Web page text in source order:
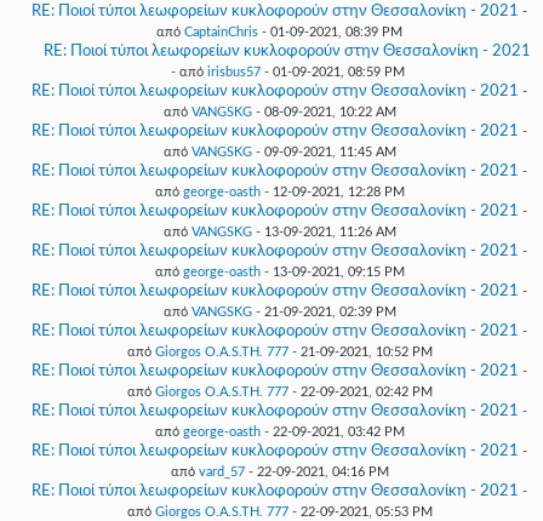
RE: Ποιοί τύποι λεωφορείων κυκλοφορούν στην Θεσσαλονίκη - 2021 -
από CaptainChris - 01-09-2021, 08:39 PM
RE: Ποιοί τύποι λεωφορείων κυκλοφορούν στην Θεσσαλονίκη - 2021
- από irisbus57- 01-09-2021, 08:59 PM
RE: Ποιοί τύποι λεωφορείων κυκλοφορούν στην Θεσσαλονίκη - 2021 -
από VANGSKG- 08-09-2021, 10:22 AM
RE: Ποιοί τύποι λεωφορείων κυκλοφορούν στην Θεσσαλονίκη - 2021 -
από VANGSKG- 09-09-2021, 11:45 AM
RE: Ποιοί τύποι λεωφορείων κυκλοφορούν στην Θεσσαλονίκη - 2021 -
από george-oasth- 12-09-2021, 12:28 PM
RE: Ποιοί τύποι λεωφορείων κυκλοφορούν στην Θεσσαλονίκη - 2021 -
από VANGSKG- 13-09-2021, 11:26 AM
RE: Ποιοί τύποι λεωφορείων κυκλοφορούν στην Θεσσαλονίκη - 2021 -
από george-oasth- 13-09-2021, 09:15 PM
RE: Ποιοί τύποι λεωφορείων κυκλοφορούν στην Θεσσαλονίκη - 2021 -
από VANGSKG- 21-09-2021, 02:39 PM
RE: Ποιοί τύποι λεωφορείων κυκλοφορούν στην Θεσσαλονίκη - 2021 -
από Giorgos O.A.S.TH. 777- 21-09-2021, 10:52 PM
RE: Ποιοί τύποι λεωφορείων κυκλοφορούν στην Θεσσαλονίκη - 2021 -
από Giorgos O.A.S.TH. 777- 22-09-2021, 02:42 PM
RE: Ποιοί τύποι λεωφορείων κυκλοφορούν στην Θεσσαλονίκη - 2021 -
από george-oasth- 22-09-2021, 03:42 PM
RE: Ποιοί τύποι λεωφορείων κυκλοφορούν στην Θεσσαλονίκη - 2021 -
από vard_57- 22-09-2021, 04:16 PM
RE: Ποιοί τύποι λεωφορείων κυκλοφορούν στην Θεσσαλονίκη - 2021 -
από Giorgos O.A.S.TH. 777- 22-09-2021, 05:53 PM